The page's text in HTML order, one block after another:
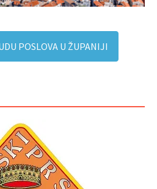
POSLOVA U ŽUPANIJI